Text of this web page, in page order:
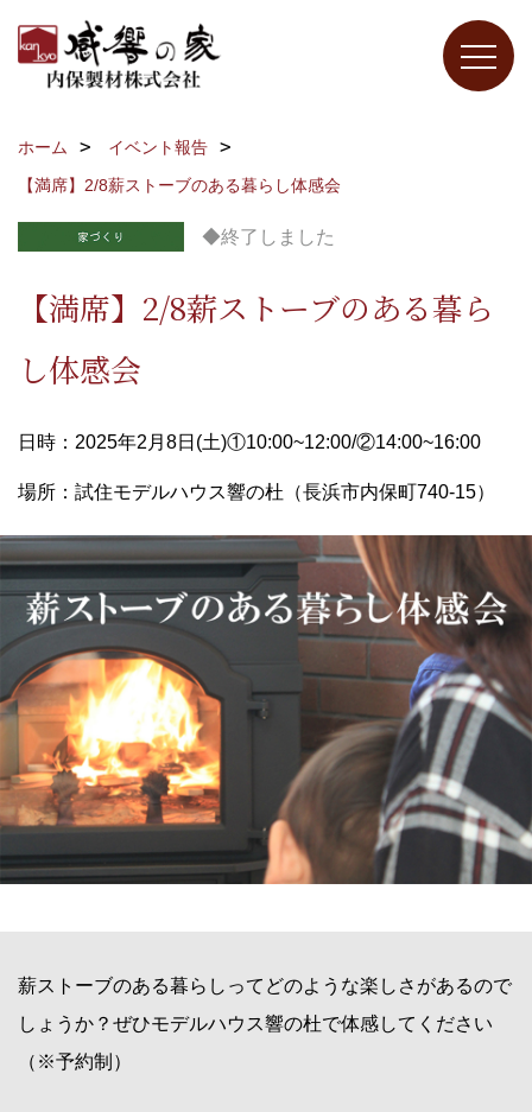
ホーム
イベント報告
【満席】2/8薪ストーブのある暮らし体感会
◆終了しました
【満席】2/8薪ストーブのある暮ら
し体感会
日時：2025年2月8日(土)①10:00~12:00/②14:00~16:00
場所：試住モデルハウス響の杜（長浜市内保町740-15）
薪ストーブのある暮らしってどのような楽しさがあるので
しょうか？ぜひモデルハウス響の杜で体感してください
（※予約制）